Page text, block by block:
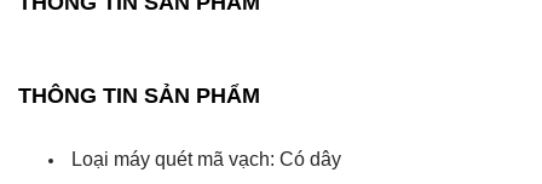
THÔNG TIN SẢN PHẨM
Loại máy quét mã vạch: Có dây